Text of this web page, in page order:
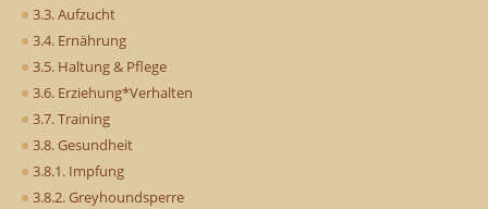
3.3. Aufzucht
3.4. Ernährung
3.5. Haltung & Pflege
3.6. Erziehung*Verhalten
3.7. Training
3.8. Gesundheit
3.8.1. Impfung
3.8.2. Greyhoundsperre